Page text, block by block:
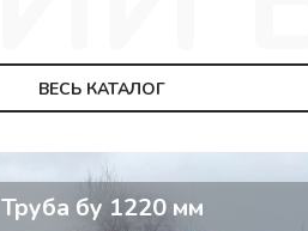
ВЕСЬ КАТАЛОГ
Труба бу 1220 мм